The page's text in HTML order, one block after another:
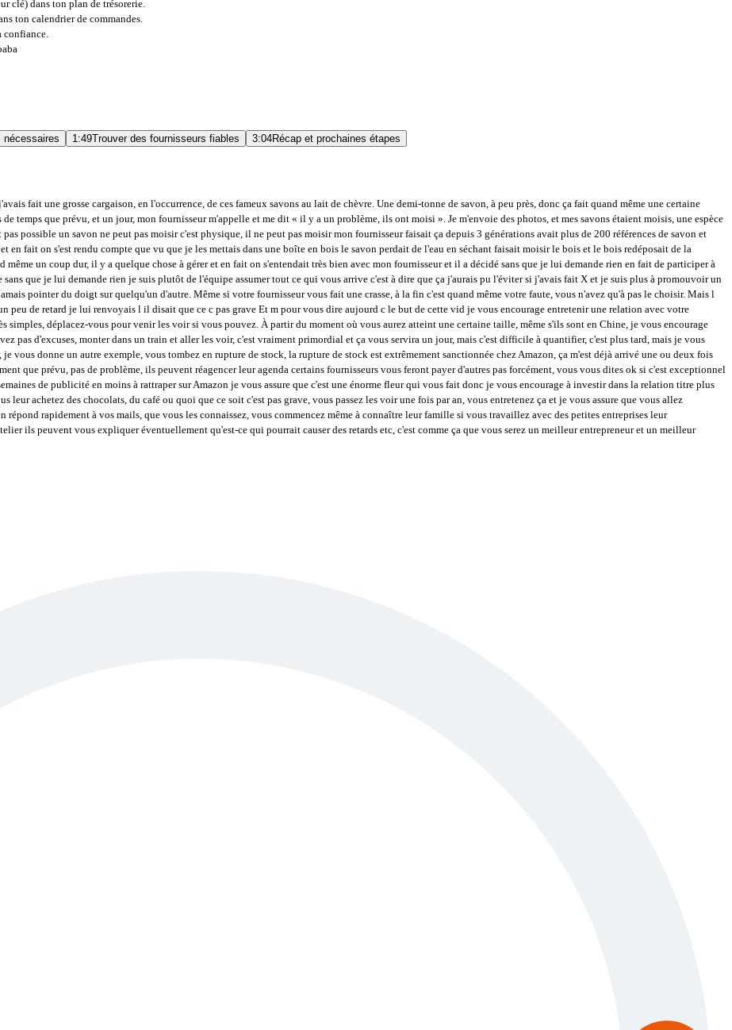
clé) dans ton plan de trésorerie.
ton calendrier de commandes.
confiance.
nécessaires 1:49Trouver des fournisseurs fiables 3:04Récap et prochaines étapes
fait une grosse cargaison, en l'occurrence, de ces fameux savons au lait de chèvre. Une demi-tonne de savon, à peu près, donc ça fait quand même une certaine
temps que prévu, et un jour, mon fournisseur m'appelle et me dit « il y a un problème, ils ont moisi ». Je m'envoie des photos, et mes savons étaient moisis, une espèce
possible un savon ne peut pas moisir c'est physique, il ne peut pas moisir mon fournisseur faisait ça depuis 3 générations avait plus de 200 références de savon et
fait on s'est rendu compte que vu que je les mettais dans une boîte en bois le savon perdait de l'eau en séchant faisait moisir le bois et le bois redéposait de la
un coup dur, il y a quelque chose à gérer et en fait on s'entendait très bien avec mon fournisseur et il a décidé sans que je lui demande rien en fait de participer à
sans que je lui demande rien je suis plutôt de l'équipe assumer tout ce qui vous arrive c'est à dire que ça j'aurais pu l'éviter si j'avais fait X et je suis plus à promouvoir un
pointer du doigt sur quelqu'un d'autre. Même si votre fournisseur vous fait une crasse, à la fin c'est quand même votre faute, vous n'avez qu'à pas le choisir. Mais l
de retard je lui renvoyais l il disait que ce c pas grave Et m pour vous dire aujourd c le but de cette vid je vous encourage entretenir une relation avec votre
simples, déplacez-vous pour venir les voir si vous pouvez. À partir du moment où vous aurez atteint une certaine taille, même s'ils sont en Chine, je vous encourage
pas d'excuses, monter dans un train et aller les voir, c'est vraiment primordial et ça vous servira un jour, mais c'est difficile à quantifier, c'est plus tard, mais je vous
vous donne un autre exemple, vous tombez en rupture de stock, la rupture de stock est extrêmement sanctionnée chez Amazon, ça m'est déjà arrivé une ou deux fois
que prévu, pas de problème, ils peuvent réagencer leur agenda certains fournisseurs vous feront payer d'autres pas forcément, vous vous dites ok si c'est exceptionnel
de publicité en moins à rattraper sur Amazon je vous assure que c'est une énorme fleur qui vous fait donc je vous encourage à investir dans la relation titre plus
leur achetez des chocolats, du café ou quoi que ce soit c'est pas grave, vous passez les voir une fois par an, vous entretenez ça et je vous assure que vous allez
rapidement à vos mails, que vous les connaissez, vous commencez même à connaître leur famille si vous travaillez avec des petites entreprises leur
ils peuvent vous expliquer éventuellement qu'est-ce qui pourrait causer des retards etc, c'est comme ça que vous serez un meilleur entrepreneur et un meilleur